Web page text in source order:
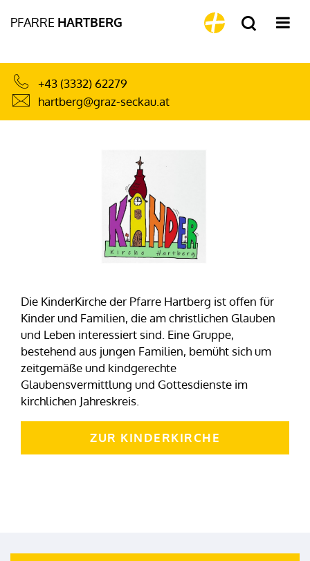
PFARRE HARTBERG
+43 (3332) 62279
hartberg@graz-seckau.at
Die KinderKirche der Pfarre Hartberg ist offen für
Kinder und Familien, die am christlichen Glauben
und Leben interessiert sind. Eine Gruppe,
bestehend aus jungen Familien, bemüht sich um
zeitgemäße und kindgerechte
Glaubensvermittlung und Gottesdienste im
kirchlichen Jahreskreis.
ZUR KINDERKIRCHE